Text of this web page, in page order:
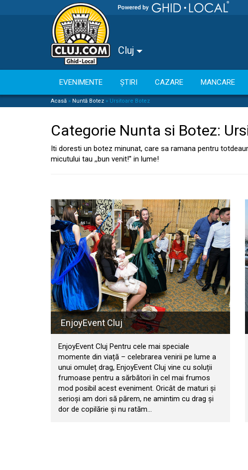
Cluj
EVENIMENTE ȘTIRI CAZARE MANCARE
Acasă » Nuntă Botez » Ursitoare Botez
Categorie Nunta si Botez:
Iti doresti un botez minunat, care sa ramana pentru
micutului tau ,,bun venit!'' in lume!
EnjoyEvent Cluj
EnjoyEvent Cluj Pentru cele mai speciale
momente din viață – celebrarea venirii pe lume a
unui omuleț drag, EnjoyEvent Cluj vine cu soluții
frumoase pentru a sărbători în cel mai frumos
mod posibil acest eveniment. Oricât de maturi și
serioși am dori să părem, ne amintim cu drag și
dor de copilărie și nu ratăm…